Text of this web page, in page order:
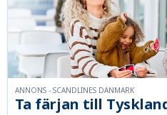
Ta färjan till
ANNONS - SCANDLINES DANMARK